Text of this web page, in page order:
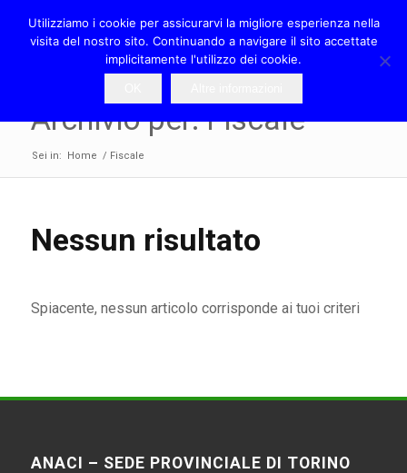
Archivio per: Fiscale
Sei in: Home / Fiscale
Nessun risultato
Spiacente, nessun articolo corrisponde ai tuoi criteri
ANACI – SEDE PROVINCIALE DI TORINO
Utilizziamo i cookie per assicurarvi la migliore esperienza nella
visita del nostro sito. Continuando a navigare il sito accettate
implicitamente l'utilizzo dei cookie.